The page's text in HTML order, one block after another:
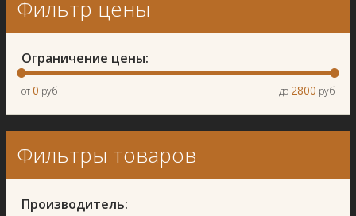
Фильтр цены
Ограничение цены:
от0 руб до 2800 руб
Фильтры товаров
Производитель: